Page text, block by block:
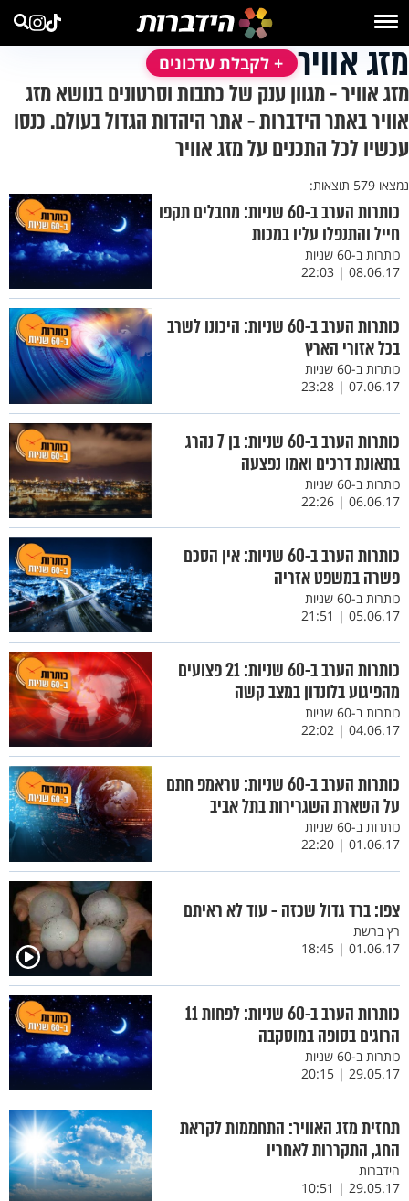
מזג אוויר + לקבלת עדכונים
מזג אוויר - מגוון ענק של כתבות וסרטונים בנושא מזג
אוויר באתר הידברות - אתר היהדות הגדול בעולם. כנסו
עכשיו לכל התכנים על מזג אוויר
נמצאו 579 תוצאות:
כותרות הערב ב-60 שניות: מחבלים תקפו
חייל והתנפלו עליו במכות
כותרות ב-60 שניות
08.06.17 | 22:03
כותרות הערב ב-60 שניות: היכונו לשרב
בכל אזורי הארץ
כותרות ב-60 שניות
07.06.17 | 23:28
כותרות הערב ב-60 שניות: בן 7 נהרג
בתאונת דרכים ואמו נפצעה
כותרות ב-60 שניות
06.06.17 | 22:26
כותרות הערב ב-60 שניות: אין הסכם
פשרה במשפט אזריה
כותרות ב-60 שניות
05.06.17 | 21:51
כותרות הערב ב-60 שניות: 21 פצועים
מהפיגוע בלונדון במצב קשה
כותרות ב-60 שניות
04.06.17 | 22:02
כותרות הערב ב-60 שניות: טראמפ חתם
על השארת השגרירות בתל אביב
כותרות ב-60 שניות
01.06.17 | 22:20
צפו: ברד גדול שכזה - עוד לא ראיתם
רץ ברשת
01.06.17 | 18:45
כותרות הערב ב-60 שניות: לפחות 11
הרוגים בסופה במוסקבה
כותרות ב-60 שניות
29.05.17 | 20:15
תחזית מזג האוויר: התחממות לקראת
החג, התקררות לאחריו
הידברות
29.05.17 | 10:51